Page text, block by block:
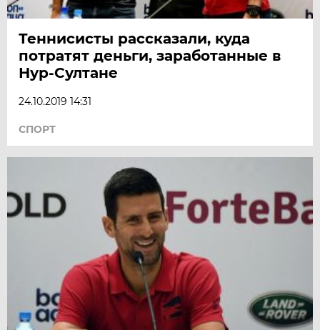
Теннисисты рассказали, куда
потратят деньги, заработанные в
Нур-Султане
24.10.2019 14:31
СПОРТ